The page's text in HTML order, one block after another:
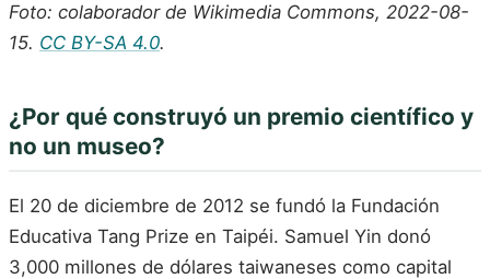
Foto: colaborador de Wikimedia Commons, 2022-08-
15. CC BY-SA 4.0.
¿Por qué construyó un premio científico y
no un museo?
El 20 de diciembre de 2012 se fundó la Fundación
Educativa Tang Prize en Taipéi. Samuel Yin donó
3,000 millones de dólares taiwaneses como capital